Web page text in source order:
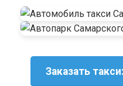
Заказать